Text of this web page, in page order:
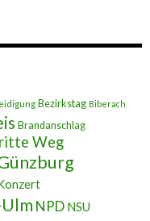
Bezirkstag Biberach
Brandanschlag
Weg
NPD NSU